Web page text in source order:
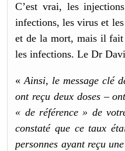
C’est vrai, les
infections, les virus et
et de la mort, mais il fait
les infections. Le Dr
«Ainsi, le message clé
ont reçu deux doses –
« de référence » de
constaté que ce taux
personnes ayant reçu